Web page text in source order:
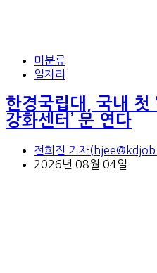
미분류
일자리
한경국립대, 국내 첫
강화센터’ 문 연다
전희진 기자
2026년 08월 04일